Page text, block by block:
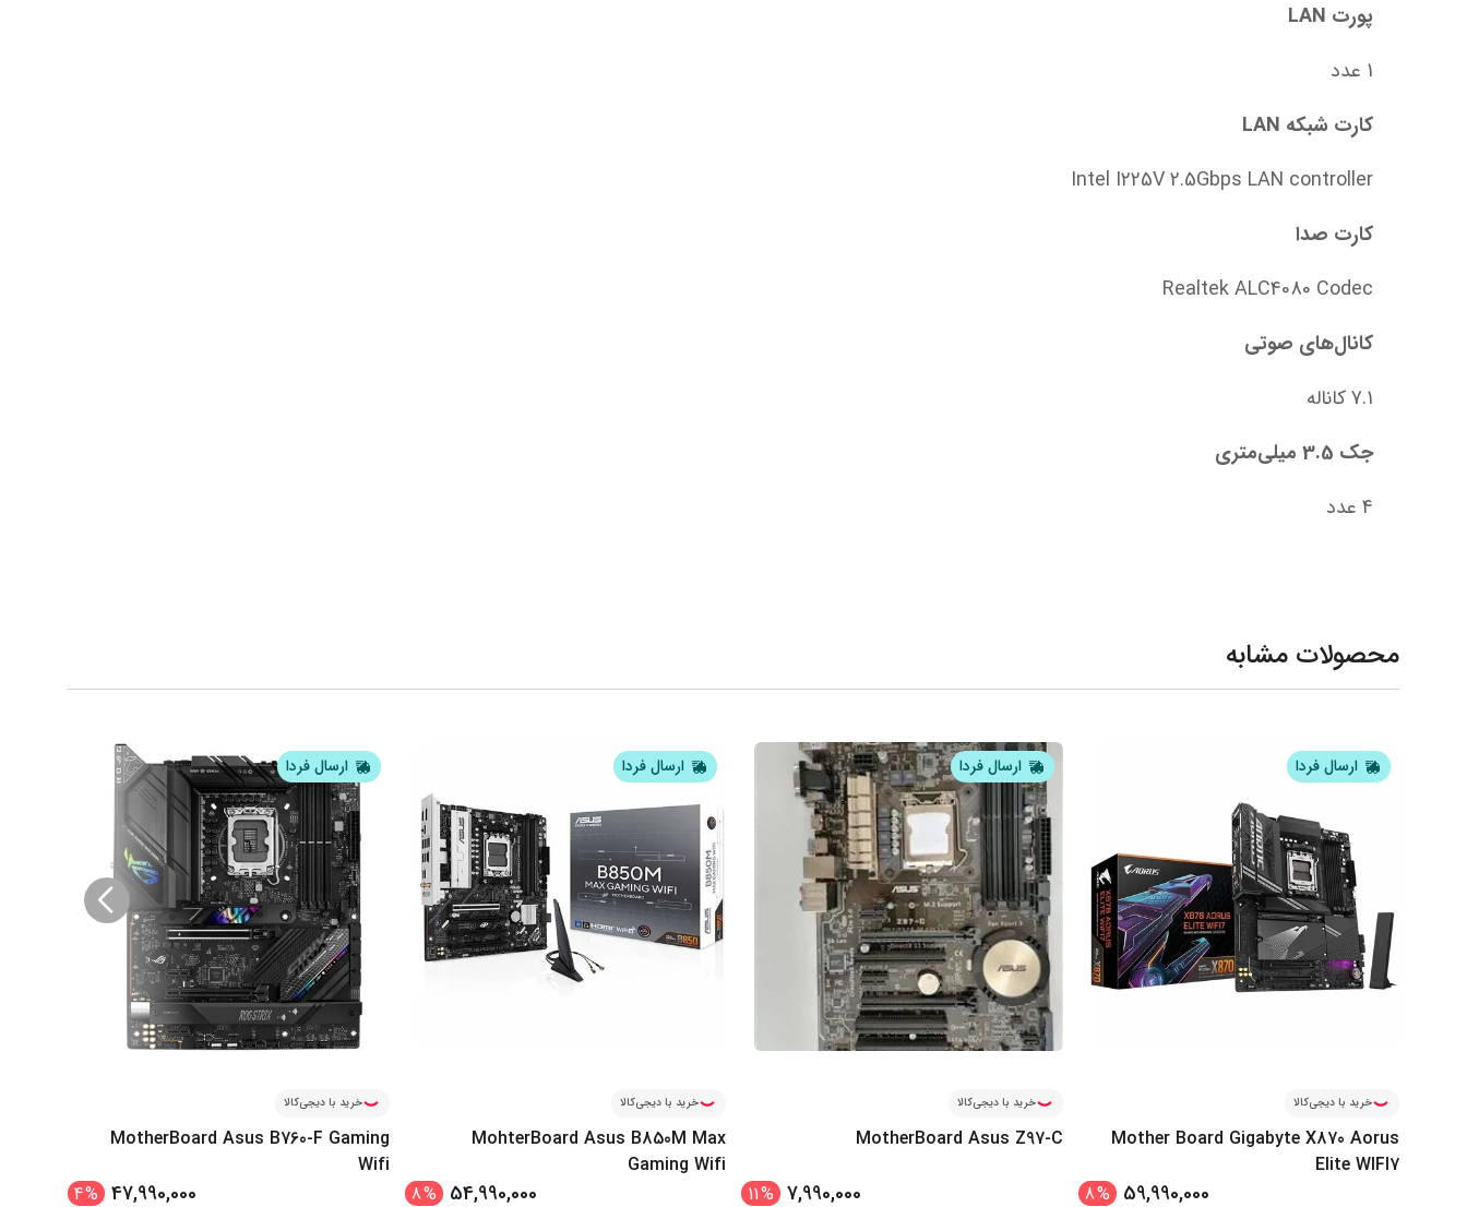
پورت LAN
1 عدد
کارت شبکه LAN
Intel I225V 2.5Gbps LAN controller
کارت صدا
Realtek ALC4080 Codec
کانال‌های صوتی
7.1 کاناله
جک 3.5 میلی‌متری
4 عدد
محصولات مشابه
ارسال فردا
خرید با دیجی‌کالا
Mother Board Gigabyte X870 Aorus
Elite WIFI7
59,990,000
%
8
ارسال فردا
خرید با دیجی‌کالا
MotherBoard Asus Z97-C
7,990,000
%
11
ارسال فردا
خرید با دیجی‌کالا
MohterBoard Asus B850M Max
Gaming Wifi
54,990,000
%
8
ارسال فردا
خرید با دیجی‌کالا
MotherBoard Asus B760-F Gaming
Wifi
47,990,000
%
4